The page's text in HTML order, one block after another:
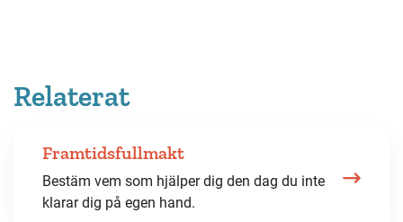
Relaterat
Framtidsfullmakt
Bestäm vem som hjälper dig den dag du inte
klarar dig på egen hand.